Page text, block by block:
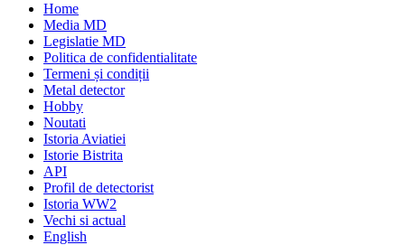
Home
Media MD
Legislatie MD
Politica de confidentialitate
Termeni și condiții
Metal detector
Hobby
Noutati
Istoria Aviatiei
Istorie Bistrita
API
Profil de detectorist
Istoria WW2
Vechi si actual
English